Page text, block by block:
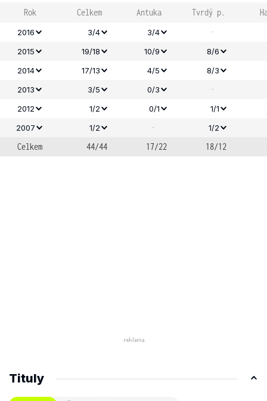
Rok Celkem Antuka Tvrdý p.
2016 3/4 3/4 -
2015 19/18 10/9
8/6
2014
17/13 4/5 8/3
2013
3/5 0/3 -
2012
1/2 0/1
1/1
2007
1/2 - 1/2
Celkem 44/44 17/22 18/12
Tituly